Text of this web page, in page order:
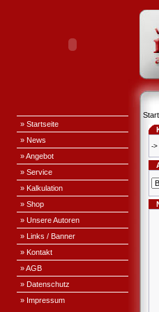
» Startseite
» News
» Angebot
» Service
» Kalkulation
» Shop
» Unsere Autoren
» Links / Banner
» Kontakt
» AGB
» Datenschutz
» Impressum
->